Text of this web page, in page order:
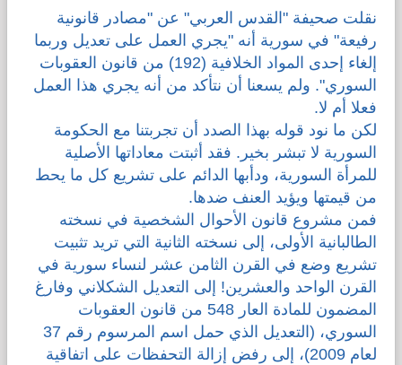
قضايا المعوقين
قضايا الأسرة
مرصد العنف والإعلام
نقلت صحيفة "القدس العربي" عن "مصادر قانونية
رفيعة" في سورية أنه "يجري العمل على تعديل وربما
إلغاء إحدى المواد الخلافية (192) من قانون العقوبات
السوري". ولم يسعنا أن نتأكد من أنه يجري هذا العمل
فعلا أم لا.
لكن ما نود قوله بهذا الصدد أن تجربتنا مع الحكومة
السورية لا تبشر بخير. فقد أثبتت معاداتها الأصلية
للمرأة السورية، ودأبها الدائم على تشريع كل ما يحط
من قيمتها ويؤيد العنف ضدها.
فمن مشروع قانون الأحوال الشخصية في نسخته
الطالبانية الأولى، إلى نسخته الثانية التي تريد تثبيت
تشريع وضع في القرن الثامن عشر لنساء سورية في
القرن الواحد والعشرين! إلى التعديل الشكلاني وفارغ
المضمون للمادة العار 548 من قانون العقوبات
السوري، (التعديل الذي حمل اسم المرسوم رقم 37
لعام 2009)، إلى رفض إزالة التحفظات على اتفاقية